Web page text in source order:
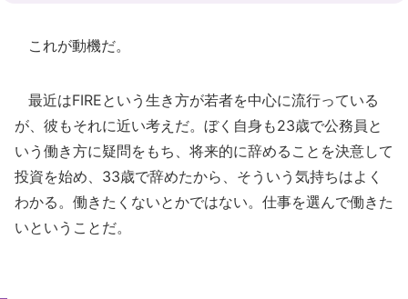
これが動機だ。
最近はFIREという生き方が若者を中心に流行っている
が、彼もそれに近い考えだ。ぼく自身も23歳で公務員と
いう働き方に疑問をもち、将来的に辞めることを決意して
投資を始め、33歳で辞めたから、そういう気持ちはよく
わかる。働きたくないとかではない。仕事を選んで働きた
いということだ。